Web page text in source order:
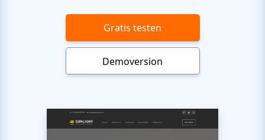
Gratis testen
Demoversion